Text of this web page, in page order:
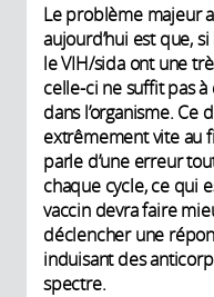
Le problème majeur
aujourd’hui est que,
le VIH/sida ont une
celle-ci ne suffit pas
dans l’organisme.
extrêmement vite au
parle d’une erreur
chaque cycle, ce qui
vaccin devra faire
déclencher une
induisant des
spectre.